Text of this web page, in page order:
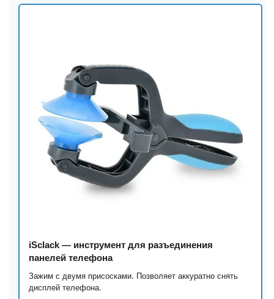
iSclack — инструмент для разъединения
панелей телефона
Зажим с двумя присосками. Позволяет аккуратно снять
дисплей телефона.